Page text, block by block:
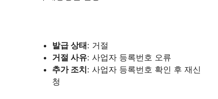
발급 상태 : 거절
거절 사유: 사업자 등록번호 오류
추가 조치 : 사업자 등록번호 확인 후 재신
청